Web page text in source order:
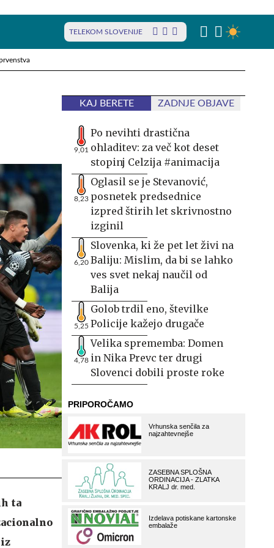
TELEKOM SLOVENIJE
ta
KAJ BERETE ZADNJE OBJAVE
9,01
Po nevihti drastična
ohladitev: za več kot deset
stopinj Celzija #animacija
8,23
Oglasil se je Stevanović,
posnetek predsednice
izpred štirih let skrivnostno
izginil
6,20
Slovenka, ki že pet let živi na
Baliju: Mislim, da bi se lahko
ves svet nekaj naučil od
Balija
5,25
Golob trdil eno, številke
Policije kažejo drugače
4,78
Velika sprememba: Domen
in Nika Prevc ter drugi
Slovenci dobili proste roke